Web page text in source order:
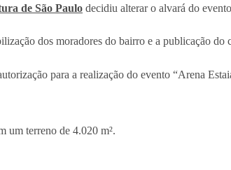
de São Paulo decidiu alterar o alvará do evento
dos moradores do bairro e a publicação do
para a realização do evento “Arena
um terreno de 4.020 m².